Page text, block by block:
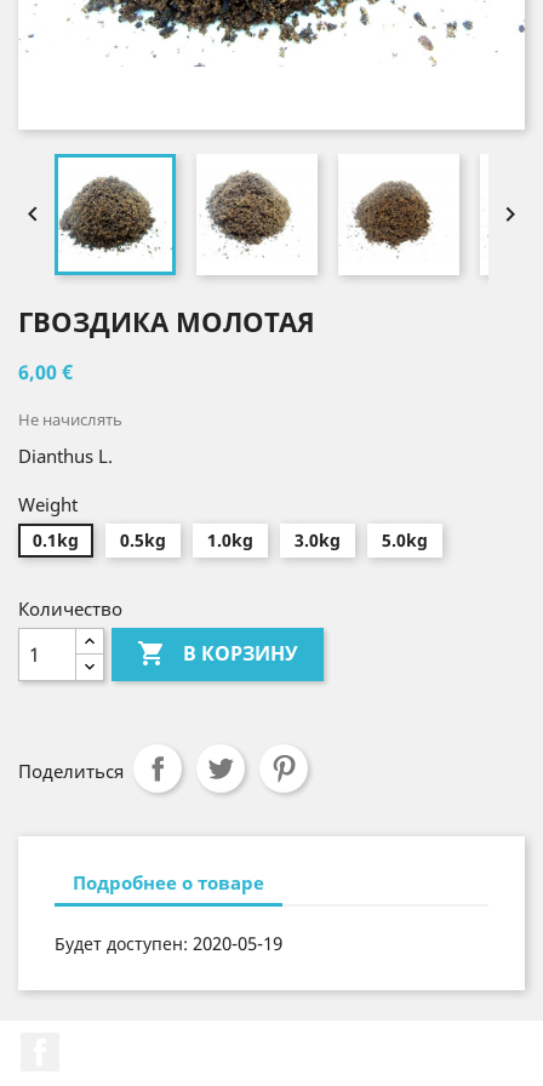
 
ГВОЗДИКА МОЛОТАЯ
6,00 €
Не начислять
Dianthus L.
Weight
0.1kg 0.5kg 1.0kg 3.0kg 5.0kg
Количество
 В КОРЗИНУ
Поделиться
Подробнее о товаре
Будет доступен: 2020-05-19